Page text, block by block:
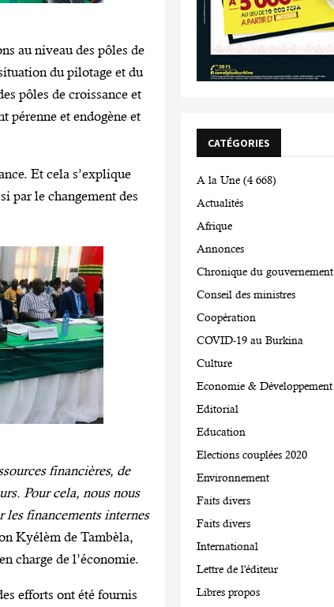
au niveau des pôles de
du pilotage et du
pôles de croissance et
pérenne et endogène et
Et cela s’explique
par le changement des
financières, de
Pour cela, nous nous
les financements internes
Kyélèm de Tambèla,
charge de l’économie.
efforts ont été fournis
CATÉGORIES
A la Une (4 668)
Actualités
Afrique
Annonces
Chronique du gouvernement
Conseil des ministres
Coopération
COVID-19 au Burkina
Culture
Economie & Développement
Editorial
Education
Elections couplées 2020
Environnement
Faits divers
Faits divers
International
Lettre de l'éditeur
Libres propos